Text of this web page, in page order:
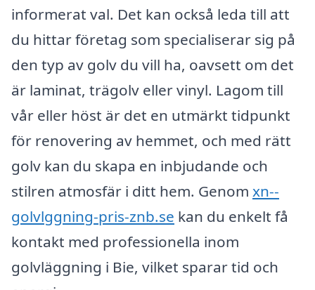
informerat val. Det kan också leda till att
du hittar företag som specialiserar sig på
den typ av golv du vill ha, oavsett om det
är laminat, trägolv eller vinyl. Lagom till
vår eller höst är det en utmärkt tidpunkt
för renovering av hemmet, och med rätt
golv kan du skapa en inbjudande och
stilren atmosfär i ditt hem. Genom xn--
golvlggning-pris-znb.se kan du enkelt få
kontakt med professionella inom
golvläggning i Bie, vilket sparar tid och